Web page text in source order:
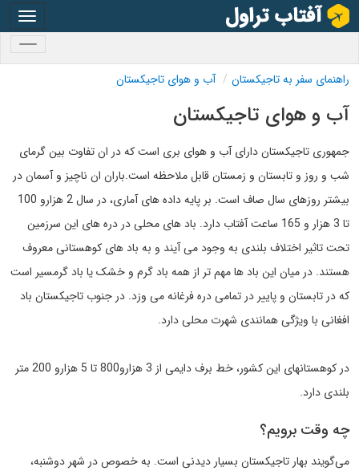
راهنمای سفر به تاجیکستان آب و هوای تاجیکستان
آب و هوای تاجیکستان
جمهوری تاجیکستان دارای آب و هوای بری است که در ان تفاوت بین گرمای
شب و روز و تابستان و زمستان قابل ملاحظه است.باران ان ناچیز و آسمان در
بیشتر روزهای سال صاف است. بر پایه داده های آماری، در سال 2 هزارو 100
تا 3 هزار و 165 ساعت آفتاب دارد. باد های محلی در دره های این سرزمین
تحت تاثیر اختلاف بلندی به وجود می آیند و به باد های کوهستانی معروف
هستند. در میان این باد ها مهم تر از همه باد گرم و خشک یا باد گرمسیر است
که در تابستان و پاییر در تمامی دره فرغانه می وزد. در جنوب تاجیکستان باد
افغانی با ویژگی همانندی شهرت محلی دارد.
در کوهستانهای این کشور، خط برف دایمی از 3 هزارو800 تا 5 هزارو 200 متر
بلندی دارد.
چه وقت برویم؟
می‌گویند بهار تاجیکستان بسیار دیدنی است. به خصوص در شهر دوشنبه،